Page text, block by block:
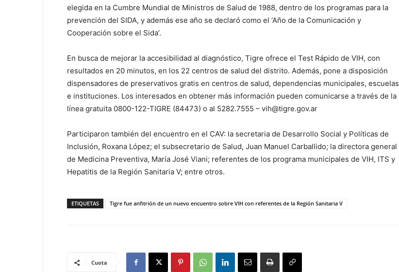
elegida en la Cumbre Mundial de Ministros de Salud de 1988, dentro de los programas para la
prevención del SIDA, y además ese año se declaró como el ‘Año de la Comunicación y
Cooperación sobre el Sida’.
En busca de mejorar la accesibilidad al diagnóstico, Tigre ofrece el Test Rápido de VIH, con
resultados en 20 minutos, en los 22 centros de salud del distrito. Además, pone a disposición
dispensadores de preservativos gratis en centros de salud, dependencias municipales, escuelas
e instituciones. Los interesados en obtener más información pueden comunicarse a través de la
línea gratuita 0800-122-TIGRE (84473) o al 5282.7555 – vih@tigre.gov.ar
Participaron también del encuentro en el CAV: la secretaria de Desarrollo Social y Políticas de
Inclusión, Roxana López; el subsecretario de Salud, Juan Manuel Carballido; la directora general
de Medicina Preventiva, María José Viani; referentes de los programa municipales de VIH, ITS y
Hepatitis de la Región Sanitaria V; entre otros.
ETIQUETAS Tigre fue anfitrión de un nuevo encuentro sobre VIH con referentes de la Región Sanitaria V
Cuota